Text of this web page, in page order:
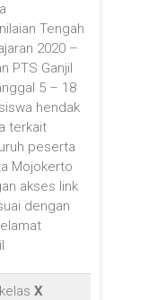
Tengah
2020 –
PTS Ganjil
5 – 18
hendak
terkait
peserta
Mojokerto
akses link
dengan
X